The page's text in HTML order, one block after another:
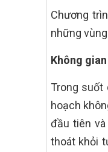
Chương
những
Không
Trong suốt
hoạch
đầu tiên
thoát khỏi